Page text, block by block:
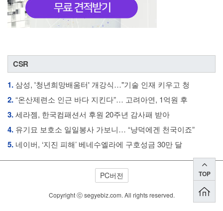
CSR
1.삼성, '청년희망배움터' 개강식…"기술 인재 키우고 청
2.“온산제련소 인근 바다 지킨다”… 고려아연, 1억원 후
3.세라젬, 한국컴패션서 후원 20주년 감사패 받아
4. 유기묘 보호소 일일봉사 가보니… “냥덕에겐 천국이죠”
5. 네이버, ‘지진 피해’ 베네수엘라에 구호성금 30만 달
PC버전
Copyright ⓒ segyebiz.com. All rights reserved.
TOP